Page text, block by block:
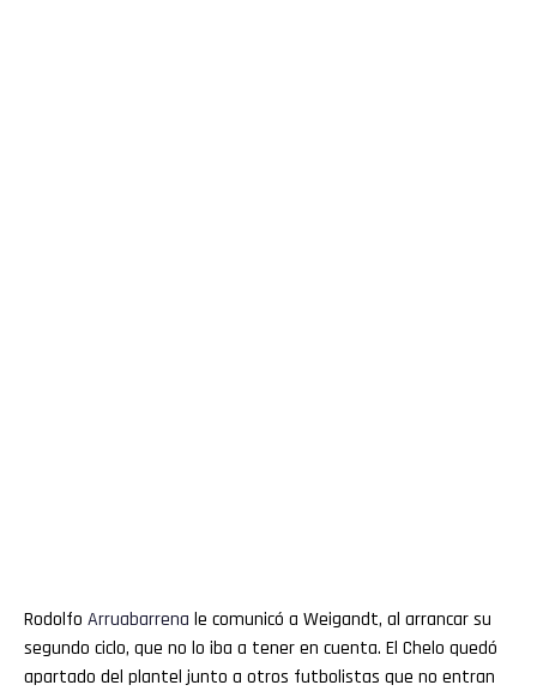
Rodolfo Arruabarrena le comunicó a Weigandt, al arrancar su
segundo ciclo, que no lo iba a tener en cuenta. El Chelo quedó
apartado del plantel junto a otros futbolistas que no entran